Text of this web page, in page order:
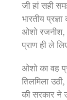
जी हां सही
भारतीय
ओशो रजनीश,
प्राण ही ले
ओशो का वह
तिलमिला
की सरकार ने